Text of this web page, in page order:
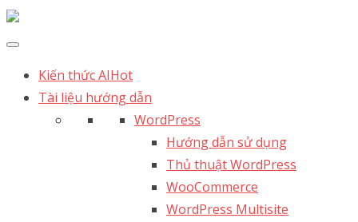
Kiến thức AIHot
Tài liệu hướng dẫn
WordPress
Hướng dẫn sử dụng
Thủ thuật WordPress
WooCommerce
WordPress Multisite